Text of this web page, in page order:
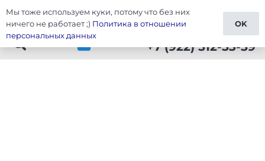
Тюнинг Wall Hover
+7 (922) 512-53-59
Мы тоже используем куки, потому что без них
ничего не работает ;) Политика в отношении
персональных данных
OK